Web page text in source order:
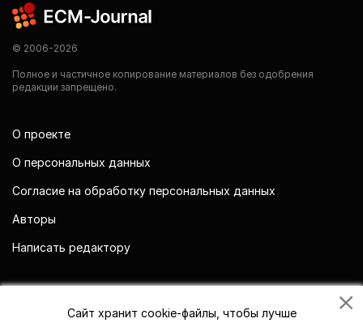
© 2006-2026
Полное и частичное копирование материалов без одобрения
редакции запрещено.
О проекте
О персональных данных
Согласие на обработку персональных данных
Авторы
Написать редактору
Сайт хранит cookie-файлы, чтобы лучше